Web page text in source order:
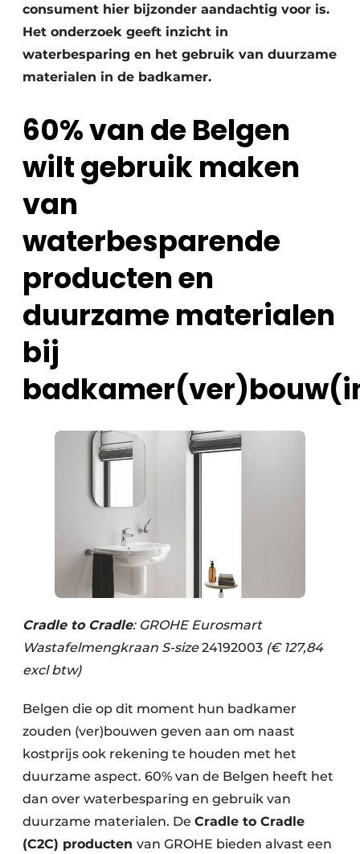
consument hier bijzonder aandachtig voor is.
Het onderzoek geeft inzicht in
waterbesparing en het gebruik van duurzame
materialen in de badkamer.
60% van de Belgen
wilt gebruik maken
van
waterbesparende
producten en
duurzame materialen
bij
Cradle to Cradle: GROHE Eurosmart
Wastafelmengkraan S-size24192003 (€ 127,84
excl btw)
Belgen die op dit moment hun badkamer
zouden (ver)bouwen geven aan om naast
kostprijs ook rekening te houden met het
duurzame aspect. 60% van de Belgen heeft het
dan over waterbesparing en gebruik van
duurzame materialen. De Cradle to Cradle
(C2C) producten van GROHE bieden alvast een